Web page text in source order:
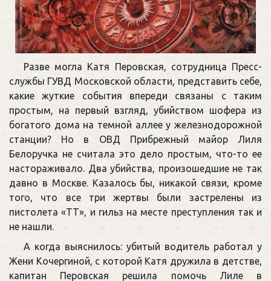
Разве могла Катя Перовская, сотрудница Пресс-
службы ГУВД Московской области, представить себе,
какие жуткие события впереди связаны с таким
простым, на первый взгляд, убийством шофера из
богатого дома на темной аллее у железнодорожной
станции? Но в ОВД Прибрежный майор Лиля
Белоручка не считала это дело простым, что-то ее
настораживало. Два убийства, произошедшие не так
давно в Москве. Казалось бы, никакой связи, кроме
того, что все три жертвы были застрелены из
пистолета «ТТ», и гильз на месте преступления так и
не нашли.
А когда выяснилось: убитый водитель работал у
Жени Кочергиной, с которой Катя дружила в детстве,
капитан Перовская решила помочь Лиле в